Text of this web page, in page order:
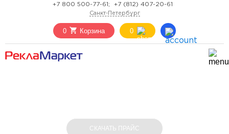
+7 800 500-77-61; +7 (812) 407-20-61
Санкт-Петербург
0 Корзина 0
СКАЧАТЬ ПРАЙС